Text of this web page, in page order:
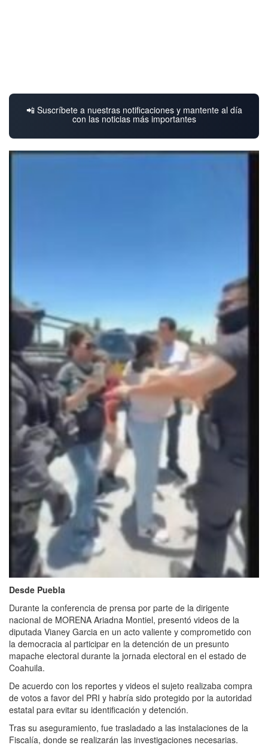
📲 Suscríbete a nuestras notificaciones y mantente al día
con las noticias más importantes
Desde Puebla
Durante la conferencia de prensa por parte de la dirigente
nacional de MORENA Ariadna Montiel, presentó videos de la
diputada Vianey Garcia en un acto valiente y comprometido con
la democracia al participar en la detención de un presunto
mapache electoral durante la jornada electoral en el estado de
Coahuila.
De acuerdo con los reportes y videos el sujeto realizaba compra
de votos a favor del PRI y habría sido protegido por la autoridad
estatal para evitar su identificación y detención.
Tras su aseguramiento, fue trasladado a las instalaciones de la
Fiscalía, donde se realizarán las investigaciones necesarias.